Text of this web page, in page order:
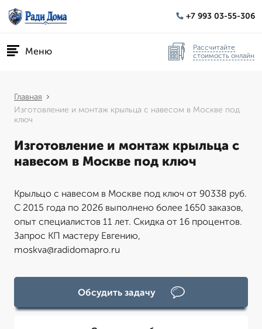
+7 993 03-55-306
Меню
Рассчитайте
стоимость онлайн
Главная
Изготовление и монтаж крыльца с навесом в Москве под
ключ
Изготовление и монтаж крыльца с
навесом в Москве под ключ
Крыльцо с навесом в Москве под ключ от 90338 руб.
С 2015 года по 2026 выполнено более 1650 заказов,
опыт специалистов 11 лет. Скидка от 16 процентов.
Запрос КП мастеру Евгению,
moskva@radidomapro.ru
Обсудить задачу